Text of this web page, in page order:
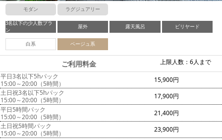
モダン ラグジュアリー
3名以下の少人数プラ
ン
屋外 露天風呂 ビリヤード
白系 ベージュ系
上限人数：6人まで
ご利用料金
平日3名以下5hパック
15:00～20:00（5時間）
15,900円
土日祝3名以下5hパック
15:00～20:00（5時間）
17,900円
平日5時間パック
15:00～20:00（5時間）
21,400円
土日祝5時間パック
15:00～20:00（5時間）
23,900円